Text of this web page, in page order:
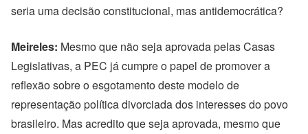
seria uma decisão constitucional, mas antidemocrática?
Meireles: Mesmo que não seja aprovada pelas Casas
Legislativas, a PEC já cumpre o papel de promover a
reflexão sobre o esgotamento deste modelo de
representação política divorciada dos interesses do povo
brasileiro. Mas acredito que seja aprovada, mesmo que